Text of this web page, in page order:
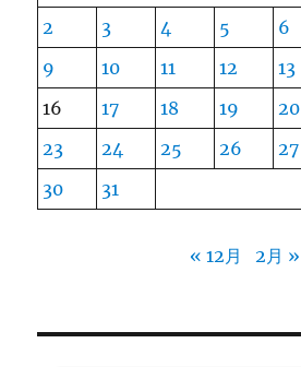
2
3 4 5 6
9
10 11 12 13
16
17 18 19 20
23
24 25 26 27
30
31
« 12月 2月 »